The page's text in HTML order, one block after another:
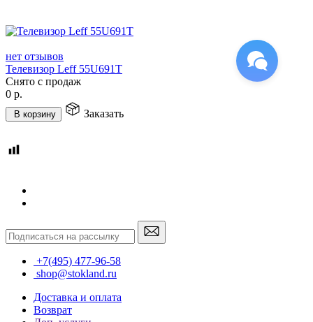
нет отзывов
Телевизор Leff 55U691T
Снято с продаж
0 р.
В корзину Заказать
+7(495) 477-96-58
shop@stokland.ru
Доставка и оплата
Возврат